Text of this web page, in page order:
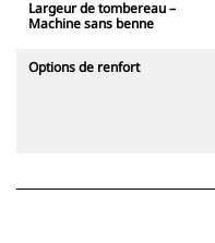
Largeur de tombereau –
Machine sans benne
Options de renfort